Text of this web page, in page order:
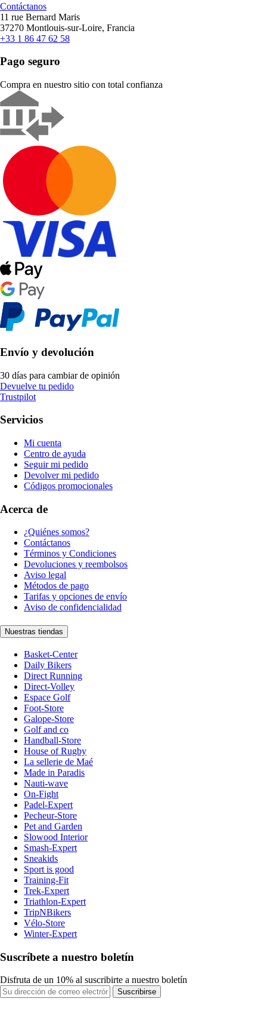
Contáctanos
11 rue Bernard Maris
37270 Montlouis-sur-Loire, Francia
+33 1 86 47 62 58
Pago seguro
Compra en nuestro sitio con total confianza
Envío y devolución
30 días para cambiar de opinión
Devuelve tu pedido
Trustpilot
Servicios
Mi cuenta
Centro de ayuda
Seguir mi pedido
Devolver mi pedido
Códigos promocionales
Acerca de
¿Quiénes somos?
Contáctanos
Términos y Condiciones
Devoluciones y reembolsos
Aviso legal
Métodos de pago
Tarifas y opciones de envío
Aviso de confidencialidad
Nuestras tiendas
Basket-Center
Daily Bikers
Direct Running
Direct-Volley
Espace Golf
Foot-Store
Galope-Store
Golf and co
Handball-Store
House of Rugby
La sellerie de Maé
Made in Paradis
Nauti-wave
On-Fight
Padel-Expert
Pecheur-Store
Pet and Garden
Slowood Interior
Smash-Expert
Sneakids
Sport is good
Training-Fit
Trek-Expert
Triathlon-Expert
TripNBikers
Vélo-Store
Winter-Expert
Suscríbete a nuestro boletín
Disfruta de un 10% al suscribirte a nuestro boletín
Suscribirse